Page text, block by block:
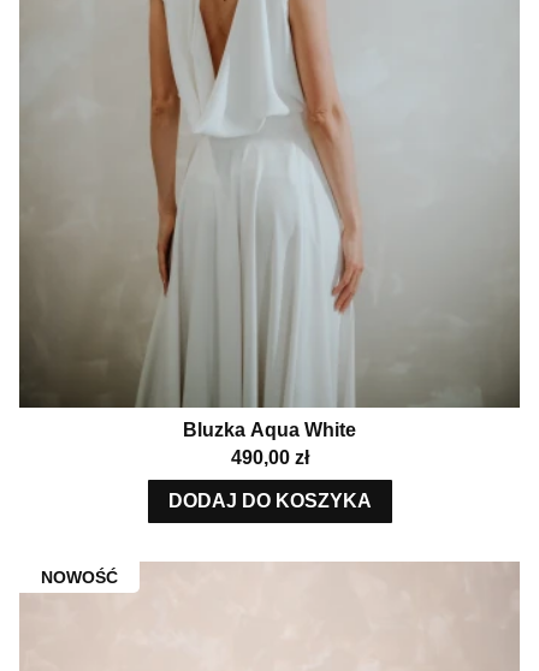
Bluzka Aqua White
Cena
490,00 zł
DODAJ DO KOSZYKA
NOWOŚĆ